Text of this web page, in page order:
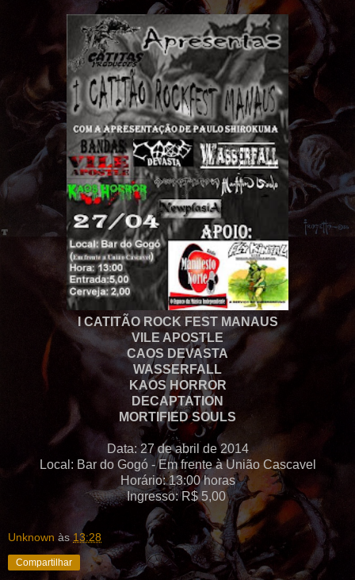
I CATITÃO ROCK FEST MANAUS
VILE APOSTLE
CAOS DEVASTA
WASSERFALL
KAOS HORROR
DECAPTATION
MORTIFIED SOULS
Data: 27 de abril de 2014
Local: Bar do Gogó - Em frente à União Cascavel
Horário: 13:00 horas
Ingresso: R$ 5,00
Unknown às 13:28
Compartilhar